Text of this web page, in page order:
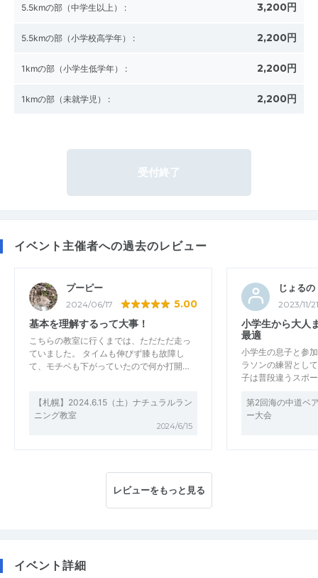
5.5kmの部（中学生以上） : 3,200円
5.5kmの部（小学校高学年） : 2,200円
1kmの部（小学生低学年） : 2,200円
1kmの部（未就学児） : 2,200円
受付終了
イベント主催者への過去のレビュー
プーピー
2024/06/17 5.00
基本を理解するって大事！
こちらの教室に行くまでは、ただただ走っ
ていました。 タイムも伸びず膝も故障し
て、モチベも下がっていたので何か打開…
【札幌】2024.6.15（土）ナチュラルラン
ニング教室
2024/6/15
じょるの
2023/11/21
小学生から大人
最適
小学生の息子と参
ラソンの練習とし
子は普段違うスポ
第2回海の中道ベ
ー大会
レビューをもっと見る
イベント詳細